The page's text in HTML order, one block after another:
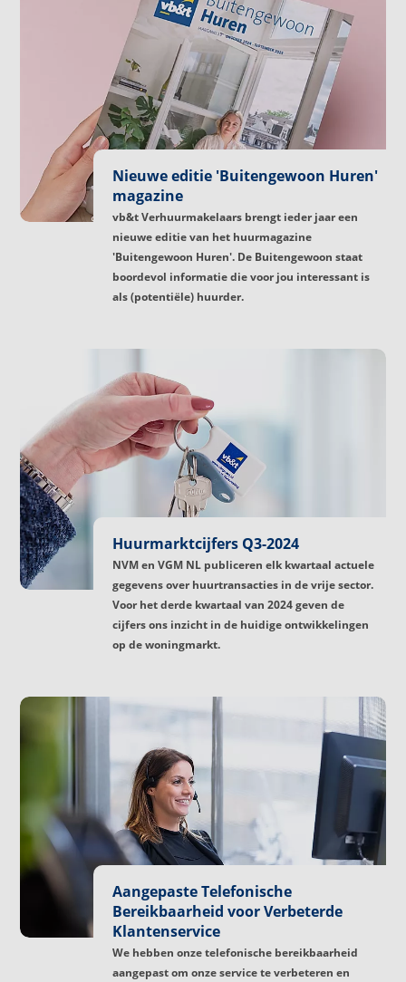
Nieuwe editie 'Buitengewoon Huren'
magazine
vb&t Verhuurmakelaars brengt ieder jaar een
nieuwe editie van het huurmagazine
'Buitengewoon Huren'. De Buitengewoon staat
boordevol informatie die voor jou interessant is
als (potentiële) huurder.
Huurmarktcijfers Q3-2024
NVM en VGM NL publiceren elk kwartaal actuele
gegevens over huurtransacties in de vrije sector.
Voor het derde kwartaal van 2024 geven de
cijfers ons inzicht in de huidige ontwikkelingen
op de woningmarkt.
Aangepaste Telefonische
Bereikbaarheid voor Verbeterde
Klantenservice
We hebben onze telefonische bereikbaarheid
aangepast om onze service te verbeteren en